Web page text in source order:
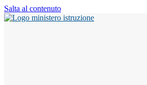
Salta al contenuto